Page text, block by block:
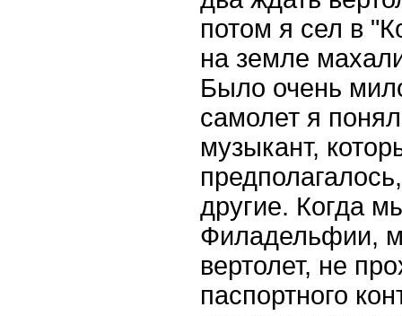
потом я сел в
на земле
Было очень
самолет я
музыкант,
другие. Когда
Филадельфии,
вертолет, не
паспортного